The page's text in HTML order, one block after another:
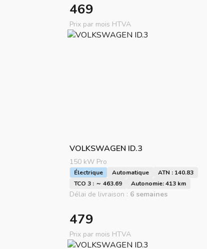
469
Prix par mois HTVA
VOLKSWAGEN ID.3
150 kW Pro
Électrique Automatique
ATN : 140.83
TCO 3 : ～ 463.69
Autonomie: 413 km
Délai de livraison : 6 semaines
479
Prix par mois HTVA